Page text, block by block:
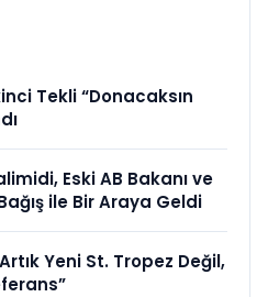
Tekli “Donacaksın
Eski AB Bakanı ve
ile Bir Araya Geldi
Yeni St. Tropez Değil,